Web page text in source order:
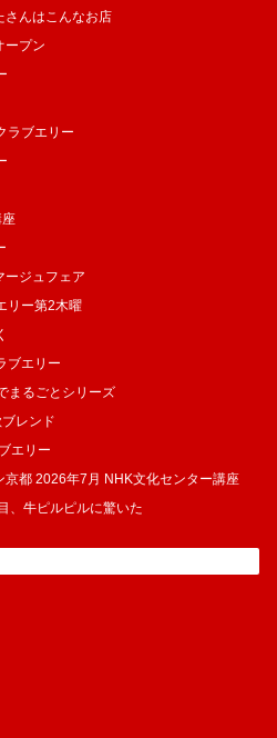
さんはこんなお店
ープン
ラブエリー
ージュフェア
リー第2木曜
ブエリー
まるごとシリーズ
レンド
エリー
都 2026年7月 NHK文化センター講座
、牛ピルピルに驚いた